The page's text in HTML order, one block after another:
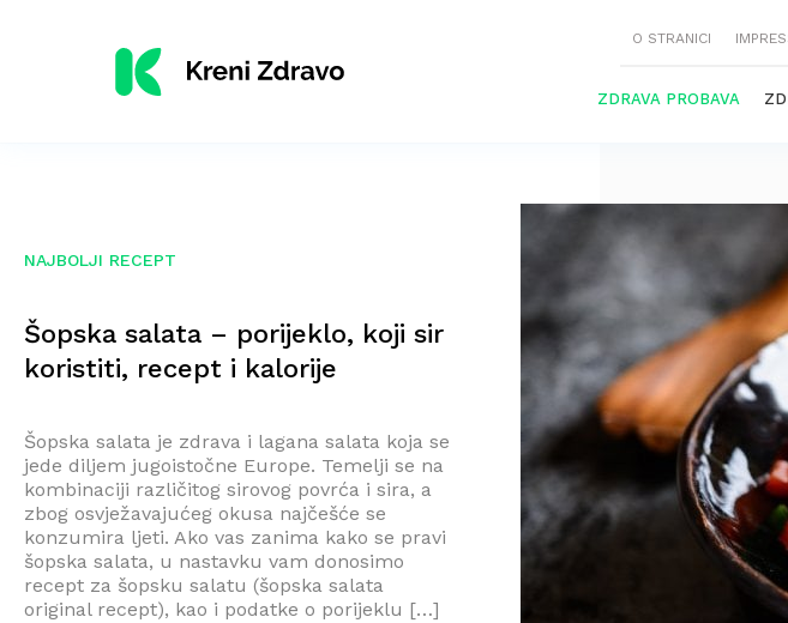
O STRANICI
ZDRAVA PROBAVA
NAJBOLJI RECEPT
Šopska salata – porijeklo, koji sir
koristiti, recept i kalorije
Šopska salata je zdrava i lagana salata koja se
jede diljem jugoistočne Europe. Temelji se na
kombinaciji različitog sirovog povrća i sira, a
zbog osvježavajućeg okusa najčešće se
konzumira ljeti. Ako vas zanima kako se pravi
šopska salata, u nastavku vam donosimo
recept za šopsku salatu (šopska salata
original recept), kao i podatke o porijeklu […]